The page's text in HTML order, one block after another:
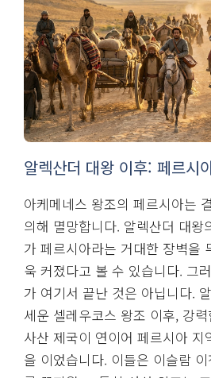
알렉산더 대왕 이후: 페르시
아케메네스 왕조의 페르시아는
의해 멸망합니다. 알렉산더 대왕
가 페르시아라는 거대한 장벽을
욱 커졌다고 볼 수 있습니다. 그
가 여기서 끝난 것은 아닙니다.
세운 셀레우코스 왕조 이후, 강
사산 제국이 연이어 페르시아 지
을 이었습니다. 이들은 이슬람